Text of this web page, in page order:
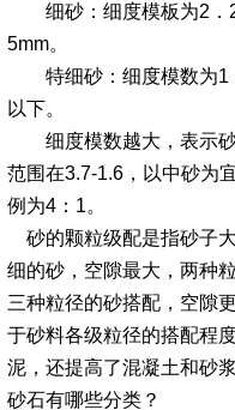
细砂：细度模板为2．
5mm。
特细砂：细度模数为1
以下。
细度模数越大，表示砂
范围在3.7-1.6，以中砂为
例为4：1。
砂的颗粒级配是指砂子
细的砂，空隙最大，两种
三种粒径的砂搭配，空隙
于砂料各级粒径的搭配程
泥，还提高了混凝土和砂
砂石有哪些分类？